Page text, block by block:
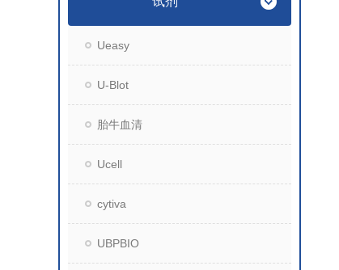
Ueasy
U-Blot
胎牛血清
Ucell
cytiva
UBPBIO